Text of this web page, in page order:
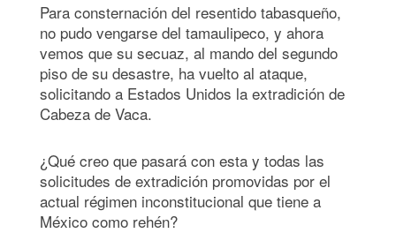
Para consternación del resentido tabasqueño,
no pudo vengarse del tamaulipeco, y ahora
vemos que su secuaz, al mando del segundo
piso de su desastre, ha vuelto al ataque,
solicitando a Estados Unidos la extradición de
Cabeza de Vaca.
¿Qué creo que pasará con esta y todas las
solicitudes de extradición promovidas por el
actual régimen inconstitucional que tiene a
México como rehén?